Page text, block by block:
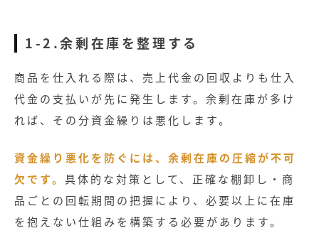
1-2.余剰在庫を整理する
商品を仕入れる際は、売上代金の回収よりも仕入
代金の支払いが先に発生します。余剰在庫が多け
れば、その分資金繰りは悪化します。
資金繰り悪化を防ぐには、余剰在庫の圧縮が不可
欠です。 具体的な対策として、正確な棚卸し・商
品ごとの回転期間の把握により、必要以上に在庫
を抱えない仕組みを構築する必要があります。